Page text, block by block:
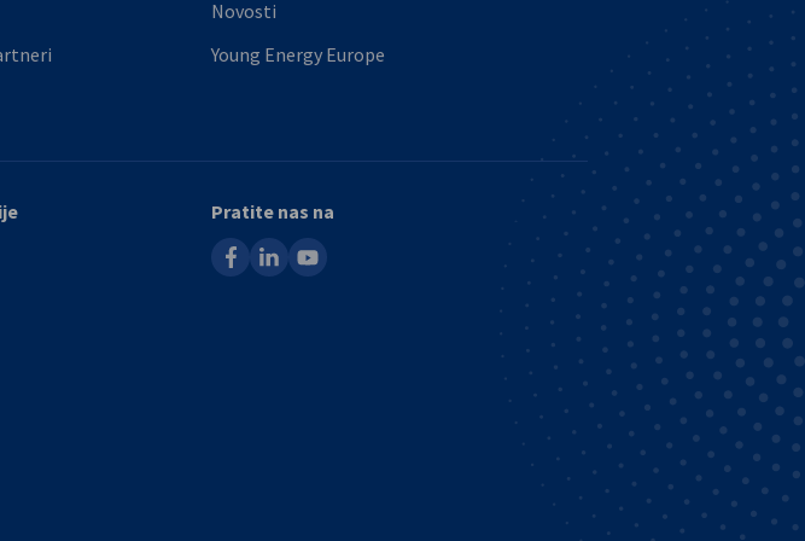
Novosti
Young Energy Europe
Pratite nas na
facebooklinkedinyoutube